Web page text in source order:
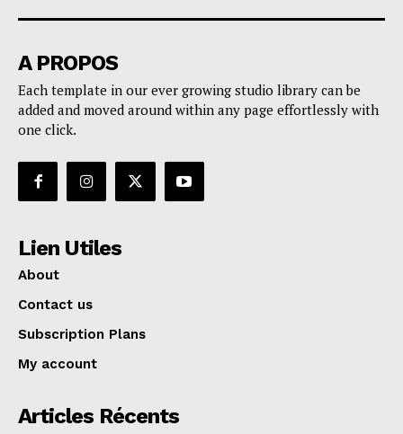
A PROPOS
Each template in our ever growing studio library can be
added and moved around within any page effortlessly with
one click.
Lien Utiles
About
Contact us
Subscription Plans
My account
Articles Récents